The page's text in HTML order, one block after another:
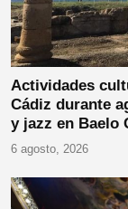
Actividades
Cádiz durante
y jazz en Baelo
6 agosto, 2026